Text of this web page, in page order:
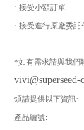
· 接受小額訂單
· 接受進行原廠委託
*如有需求請與我們
vivi@superseed-
煩請提供以下資訊~
產品編號: